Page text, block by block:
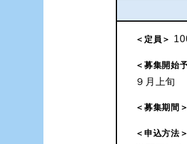
＜定員＞
＜募集開始
９月上旬
＜募集期間＞
＜申込方法＞